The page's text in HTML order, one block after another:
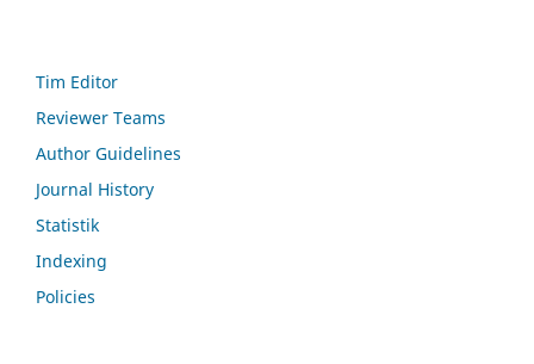
Tim Editor
Reviewer Teams
Author Guidelines
Journal History
Statistik
Indexing
Policies